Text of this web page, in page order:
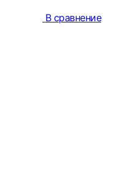
В сравнение